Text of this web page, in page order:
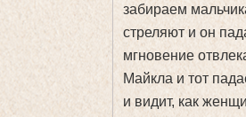
забираем
стреляют и он
мгновение
Майкла и тот
и видит, как